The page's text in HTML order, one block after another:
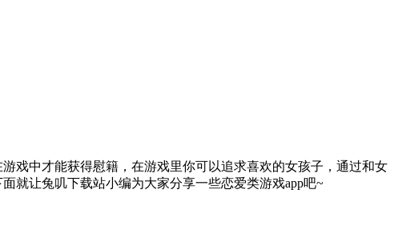
戏中才能获得慰籍，在游戏里你可以追求喜欢的女孩子，通过和女
就让兔叽下载站小编为大家分享一些恋爱类游戏app吧~